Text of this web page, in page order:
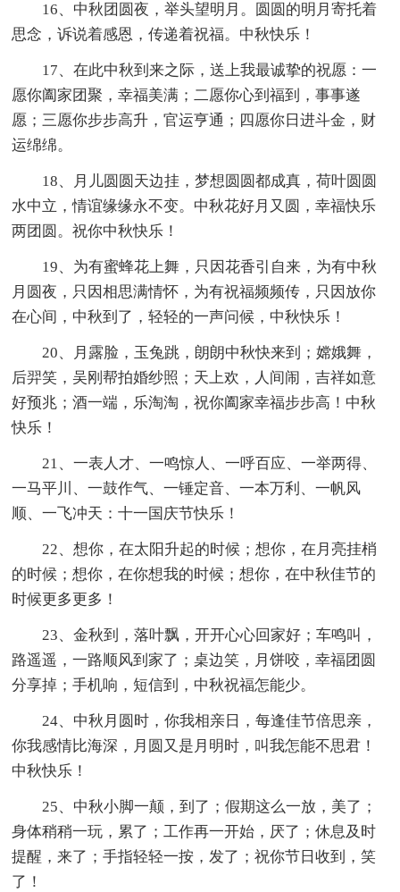
16、中秋团圆夜，举头望明月。圆圆的明月寄托着
思念，诉说着感恩，传递着祝福。中秋快乐！
17、在此中秋到来之际，送上我最诚挚的祝愿：一
愿你阖家团聚，幸福美满；二愿你心到福到，事事遂
愿；三愿你步步高升，官运亨通；四愿你日进斗金，财
运绵绵。
18、月儿圆圆天边挂，梦想圆圆都成真，荷叶圆圆
水中立，情谊缘缘永不变。中秋花好月又圆，幸福快乐
两团圆。祝你中秋快乐！
19、为有蜜蜂花上舞，只因花香引自来，为有中秋
月圆夜，只因相思满情怀，为有祝福频频传，只因放你
在心间，中秋到了，轻轻的一声问候，中秋快乐！
20、月露脸，玉兔跳，朗朗中秋快来到；嫦娥舞，
后羿笑，吴刚帮拍婚纱照；天上欢，人间闹，吉祥如意
好预兆；酒一端，乐淘淘，祝你阖家幸福步步高！中秋
快乐！
21、一表人才、一鸣惊人、一呼百应、一举两得、
一马平川、一鼓作气、一锤定音、一本万利、一帆风
顺、一飞冲天：十一国庆节快乐！
22、想你，在太阳升起的时候；想你，在月亮挂梢
的时候；想你，在你想我的时候；想你，在中秋佳节的
时候更多更多！
23、金秋到，落叶飘，开开心心回家好；车鸣叫，
路遥遥，一路顺风到家了；桌边笑，月饼咬，幸福团圆
分享掉；手机响，短信到，中秋祝福怎能少。
24、中秋月圆时，你我相亲日，每逢佳节倍思亲，
你我感情比海深，月圆又是月明时，叫我怎能不思君！
中秋快乐！
25、中秋小脚一颠，到了；假期这么一放，美了；
身体稍稍一玩，累了；工作再一开始，厌了；休息及时
提醒，来了；手指轻轻一按，发了；祝你节日收到，笑
了！